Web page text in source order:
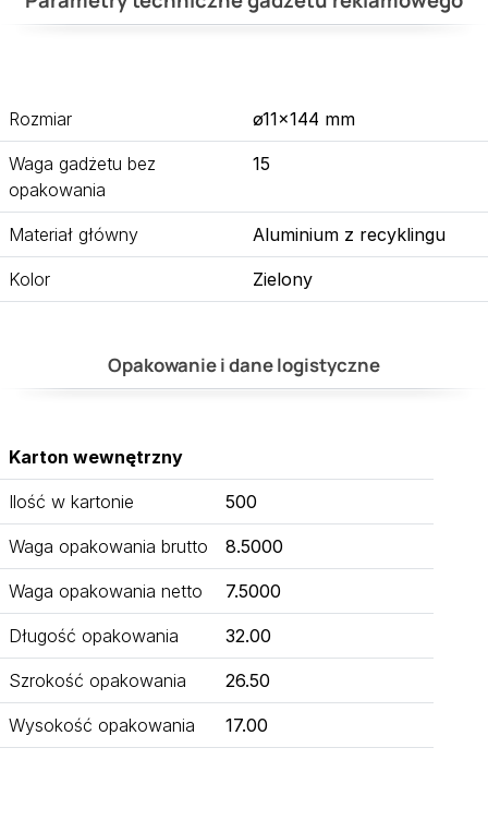
Rozmiar ø11×144 mm
Waga gadżetu bez
opakowania
15
Materiał główny Aluminium z recyklingu
Kolor Zielony
Opakowanie i dane logistyczne
Karton wewnętrzny
Ilość w kartonie 500
Waga opakowania brutto 8.5000
Waga opakowania netto 7.5000
Długość opakowania 32.00
Szrokość opakowania 26.50
Wysokość opakowania 17.00